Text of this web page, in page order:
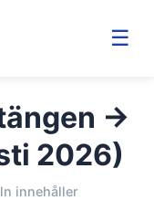
☰
→
2026)
innehåller